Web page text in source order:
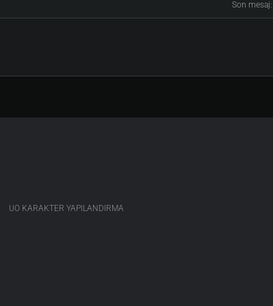
Son mesaj:
UO KARAKTER YAPILANDIRMA